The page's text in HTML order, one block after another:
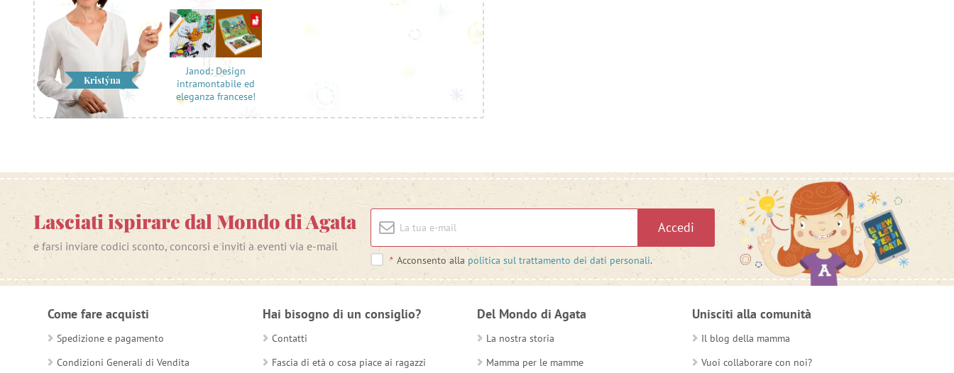
Kristýna
Janod: Design
intramontabile ed
eleganza francese!
Lasciati ispirare dal Mondo di Agata
e farsi inviare codici sconto, concorsi e inviti a eventi via e-mail
Accedi
* Acconsento alla politica sul trattamento dei dati personali.
Come fare acquisti
Spedizione e pagamento
Condizioni Generali di Vendita
Hai bisogno di un consiglio?
Contatti
Fascia di età o cosa piace ai ragazzi
Del Mondo di Agata
La nostra storia
Mamma per le mamme
Unisciti alla comunità
Il blog della mamma
Vuoi collaborare con noi?